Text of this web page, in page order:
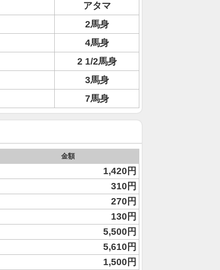
アタマ
2馬身
4馬身
2 1/2馬身
3馬身
7馬身
金額
1,420円
310円
270円
130円
5,500円
5,610円
1,500円